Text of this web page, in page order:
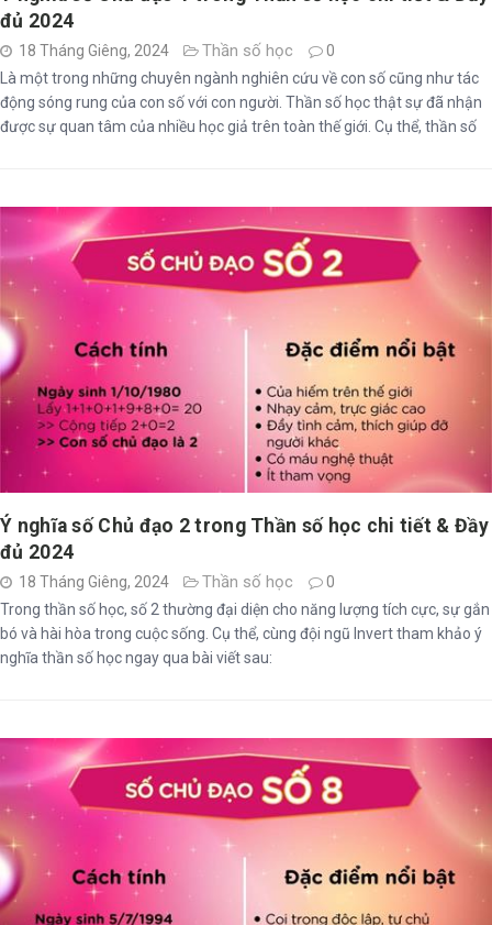
đủ 2024
18 Tháng Giêng, 2024 Thần số học
0
Là một trong những chuyên ngành nghiên cứu về con số cũng như tác
động sóng rung của con số với con người. Thần số học thật sự đã nhận
được sự quan tâm của nhiều học giả trên toàn thế giới. Cụ thể, thần số
Ý nghĩa số Chủ đạo 2 trong Thần số học chi tiết & Đầy
đủ 2024
18 Tháng Giêng, 2024 Thần số học
0
Trong thần số học, số 2 thường đại diện cho năng lượng tích cực, sự gắn
bó và hài hòa trong cuộc sống. Cụ thể, cùng đội ngũ Invert tham khảo ý
nghĩa thần số học ngay qua bài viết sau: